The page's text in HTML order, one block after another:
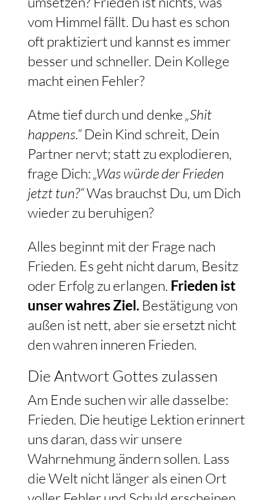
vom Himmel fällt. Du hast es schon
oft praktiziert und kannst es immer
besser und schneller. Dein Kollege
macht einen Fehler?
Atme tief durch und denke„Shit
happens.“Dein Kind schreit, Dein
Partner nervt; statt zu explodieren,
frage Dich:„Was würde der Frieden
jetzt tun?“Was brauchst Du, um Dich
wieder zu beruhigen?
Alles beginnt mit der Frage nach
Frieden. Es geht nicht darum, Besitz
oder Erfolg zu erlangen. Frieden ist
unser wahres Ziel.Bestätigung von
außen ist nett, aber sie ersetzt nicht
den wahren inneren Frieden.
Die Antwort Gottes zulassen
Am Ende suchen wir alle dasselbe:
Frieden. Die heutige Lektion erinnert
uns daran, dass wir unsere
Wahrnehmung ändern sollen. Lass
die Welt nicht länger als einen Ort